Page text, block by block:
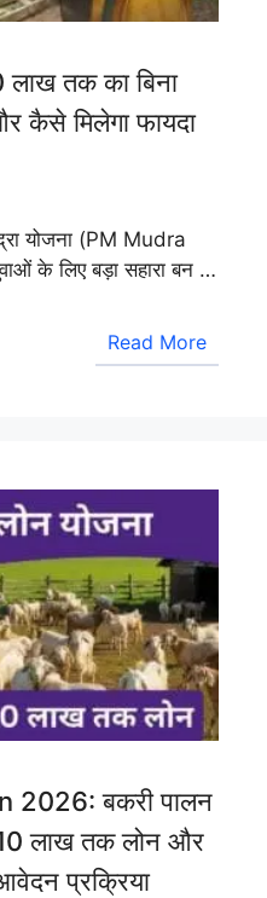
लाख तक का बिना
कैसे मिलेगा फायदा
योजना (PM Mudra
के लिए बड़ा सहारा बन …
Read More
2026: बकरी पालन
लाख तक लोन और
प्रक्रिया